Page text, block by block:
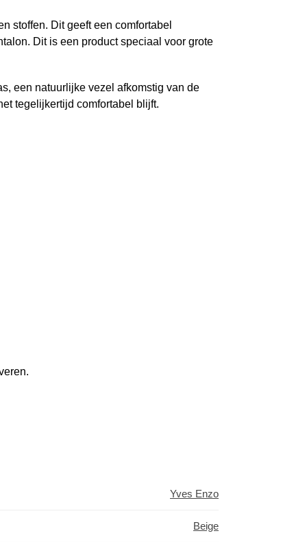
stoffen. Dit geeft een comfortabel
Dit is een product speciaal voor grote
een natuurlijke vezel afkomstig van de
tegelijkertijd comfortabel blijft.
Yves Enzo
Beige